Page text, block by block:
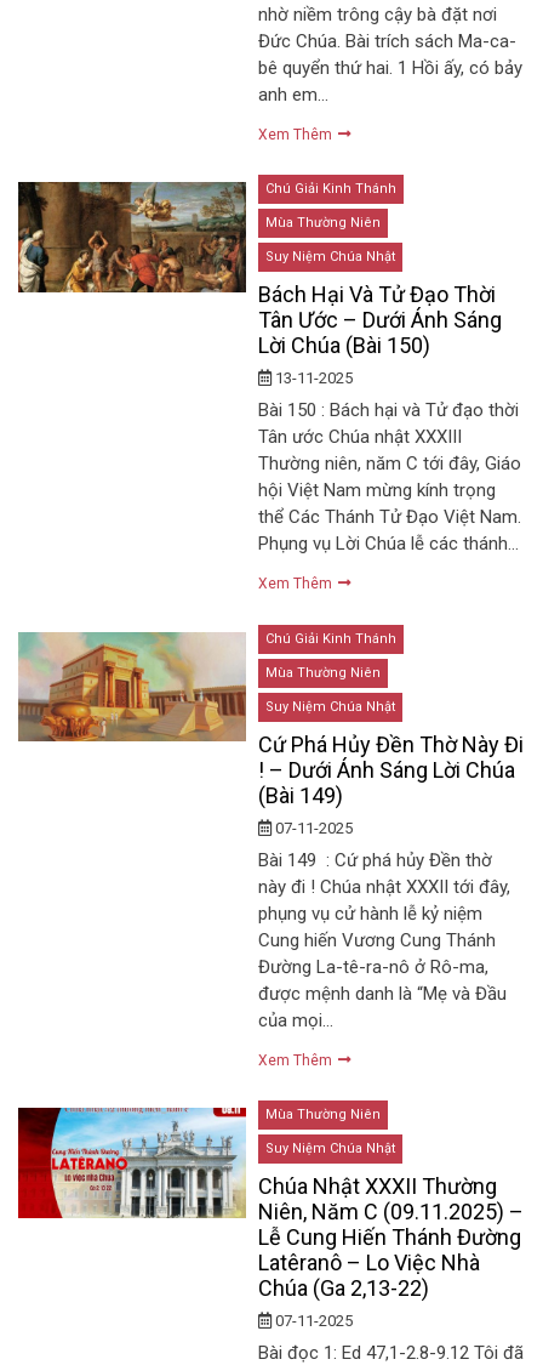
nhờ niềm trông cậy bà đặt nơi
Đức Chúa. Bài trích sách Ma-ca-
bê quyển thứ hai. 1 Hồi ấy, có bảy
anh em…
Xem Thêm
Chú Giải Kinh Thánh
Mùa Thường Niên
Suy Niệm Chúa Nhật
Bách Hại Và Tử Đạo Thời
Tân Ước – Dưới Ánh Sáng
Lời Chúa (Bài 150)
13-11-2025
Bài 150 : Bách hại và Tử đạo thời
Tân ước Chúa nhật XXXIII
Thường niên, năm C tới đây, Giáo
hội Việt Nam mừng kính trọng
thể Các Thánh Tử Đạo Việt Nam.
Phụng vụ Lời Chúa lễ các thánh…
Xem Thêm
Chú Giải Kinh Thánh
Mùa Thường Niên
Suy Niệm Chúa Nhật
Cứ Phá Hủy Đền Thờ Này Đi
! – Dưới Ánh Sáng Lời Chúa
(Bài 149)
07-11-2025
Bài 149 : Cứ phá hủy Đền thờ
này đi ! Chúa nhật XXXII tới đây,
phụng vụ cử hành lễ kỷ niệm
Cung hiến Vương Cung Thánh
Đường La-tê-ra-nô ở Rô-ma,
được mệnh danh là “Mẹ và Đầu
của mọi…
Xem Thêm
Mùa Thường Niên
Suy Niệm Chúa Nhật
Chúa Nhật XXXII Thường
Niên, Năm C (09.11.2025) –
Lễ Cung Hiến Thánh Đường
Latêranô – Lo Việc Nhà
Chúa (Ga 2,13-22)
07-11-2025
Bài đọc 1: Ed 47,1-2.8-9.12 Tôi đã